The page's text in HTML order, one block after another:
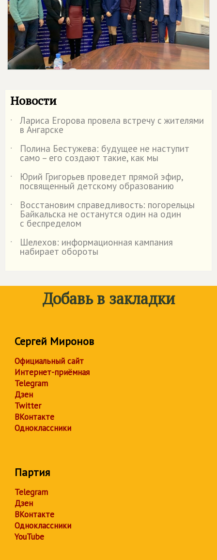
Новости
˙ Лариса Егорова провела встречу с жителями
в Ангарске
˙
Полина Бестужева: будущее не наступит
само – его создают такие, как мы
˙
Юрий Григорьев проведет прямой эфир,
посвященный детскому образованию
˙
Восстановим справедливость: погорельцы
Байкальска не останутся один на один
с беспределом
˙
Шелехов: информационная кампания
набирает обороты
Добавь в закладки
Сергей Миронов
Официальный сайт
Интернет-приёмная
Telegram
Дзен
Twitter
ВКонтакте
Одноклассники
Партия
Telegram
Дзен
ВКонтакте
Одноклассники
YouTube